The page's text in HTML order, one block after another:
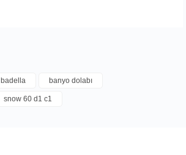
Bu ürüne ilk yorumu siz yapın!
badella banyo dolabı
snow 60 d1 c1